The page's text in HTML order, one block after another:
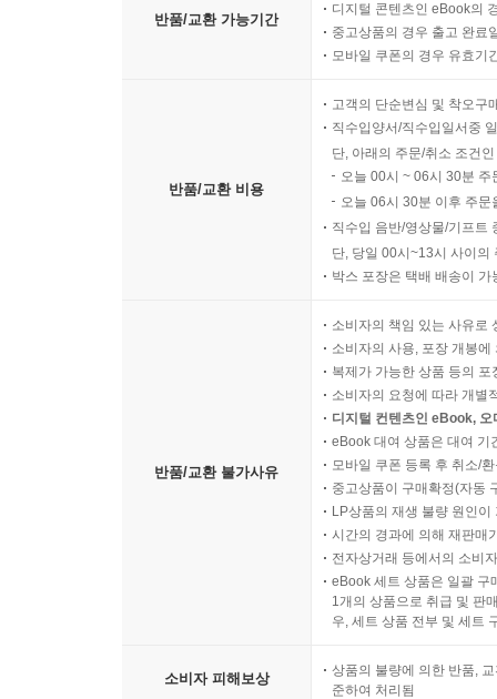
반품/교환 가능기간
디지털 콘텐츠인 eBook의
중고상품의 경우 출고 완료
모바일 쿠폰의 경우 유효기
반품/교환 비용
고객의 단순변심 및 착오구
직수입양서/직수입일서중
단, 아래의 주문/취소 조건
오늘 00시 ~ 06시 30분
오늘 06시 30분 이후 주
직수입 음반/영상물/기프트
단, 당일 00시~13시 사이의
박스 포장은 택배 배송이
반품/교환 불가사유
소비자의 책임 있는 사유로
소비자의 사용, 포장 개봉
복제가 가능한 상품 등의
소비자의 요청에 따라 개별
디지털 컨텐츠인 eBook,
eBook 대여 상품은 대여 기
모바일 쿠폰 등록 후 취소/
중고상품이 구매확정(자동
LP상품의 재생 불량 원인
시간의 경과에 의해 재판매
전자상거래 등에서의 소비
eBook 세트 상품은 일괄 구
1개의 상품으로 취급 및 판
우, 세트 상품 전부 및 세트
소비자 피해보상
상품의 불량에 의한 반품,
준하여 처리됨